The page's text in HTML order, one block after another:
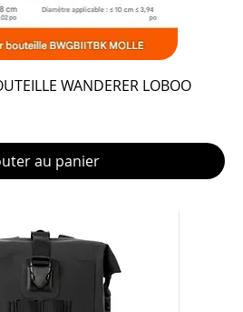
WANDERER LOBOO
au panier